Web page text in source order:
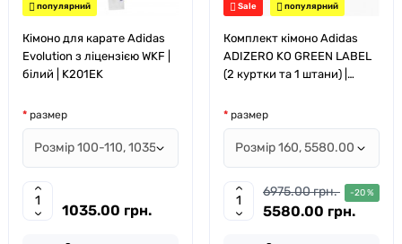
популярний
Кімоно для карате Adidas
Evolution з ліцензією WKF |
білий | K201EK
размер
1035.00 грн.
Sale популярний
Комплект кімоно Adidas
ADIZERO KO GREEN LABEL
(2 куртки та 1 штани) |
размер
6975.00 грн. -20 %
5580.00 грн.